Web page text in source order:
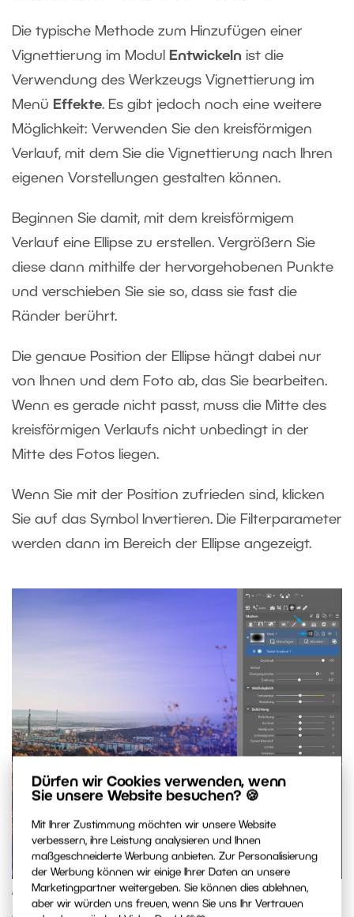
Dürfen wir Cookies verwenden, wenn
Sie unsere Website besuchen? 🍪
Mit Ihrer Zustimmung möchten wir unsere Website
verbessern, ihre Leistung analysieren und Ihnen
maßgeschneiderte Werbung anbieten. Zur Personalisierung
der Werbung können wir einige Ihrer Daten an unsere
Marketingpartner weitergeben. Sie können dies ablehnen,
aber wir würden uns freuen, wenn Sie uns Ihr Vertrauen
Die typische Methode zum Hinzufügen einer
Vignettierung im Modul
Entwickeln ist die
Verwendung des Werkzeugs Vignettierung im
Menü Effekte. Es gibt jedoch noch eine weitere
Möglichkeit: Verwenden Sie den kreisförmigen
Verlauf, mit dem Sie die Vignettierung nach Ihren
eigenen Vorstellungen gestalten können.
Beginnen Sie damit, mit dem kreisförmigem
Verlauf eine Ellipse zu erstellen. Vergrößern Sie
diese dann mithilfe der hervorgehobenen Punkte
und verschieben Sie sie so, dass sie fast die
Ränder berührt.
Die genaue Position der Ellipse hängt dabei nur
von Ihnen und dem Foto ab, das Sie bearbeiten.
Wenn es gerade nicht passt, muss die Mitte des
kreisförmigen Verlaufs nicht unbedingt in der
Mitte des Fotos liegen.
Wenn Sie mit der Position zufrieden sind, klicken
Sie auf das Symbol Invertieren. Die Filterparameter
werden dann im Bereich der Ellipse angezeigt.
Invertieren Sie den kreisförmigen Verlauf. Der Teil